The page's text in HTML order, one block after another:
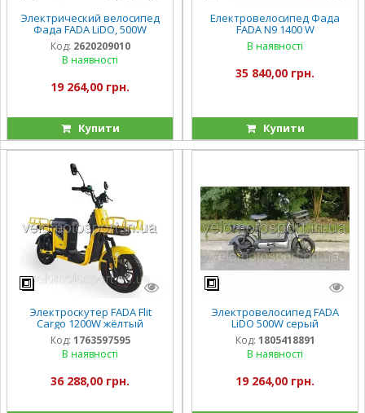
Электрический велосипед
Фада FADA LiDO, 500W
Код: 2620209010
В наявності
19 264,00 грн.
Купити
Електровелосипед Фада
FADA N9 1400 W
В наявності
35 840,00 грн.
Купити
Электроскутер FADA Flit
Cargo 1200W жёлтый
Код: 1763597595
В наявності
36 288,00 грн.
Электровелосипед FADA
LiDO 500W серый
Код: 1805418891
В наявності
19 264,00 грн.